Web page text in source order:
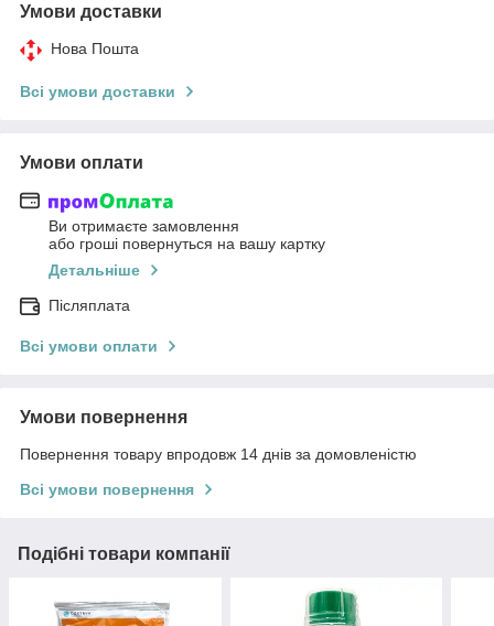
Умови доставки
Нова Пошта
Всі умови доставки
Умови оплати
Ви отримаєте замовлення
або гроші повернуться на вашу картку
Детальніше
Післяплата
Всі умови оплати
Умови повернення
Повернення товару впродовж 14 днів за домовленістю
Всі умови повернення
Подібні товари компанії